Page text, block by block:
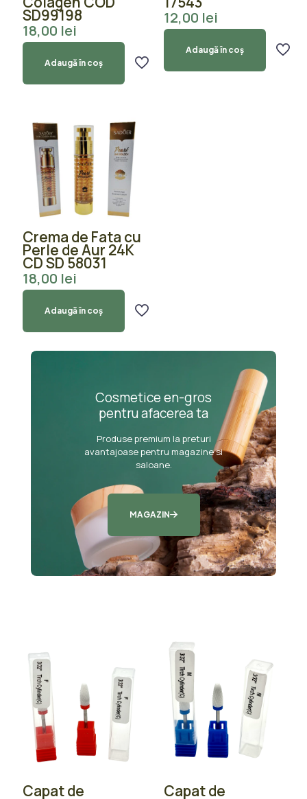
SD99198
18,00 lei
Adaugă în coș
12,00 lei
Adaugă în coș
Crema de Fata cu
Perle de Aur 24K
CD SD 58031
18,00 lei
Adaugă în coș
Cosmetice en-gros
pentru afacerea ta
Produse premium la preturi
avantajoase pentru magazine si
saloane.
MAGAZIN
Capat de
Capat de